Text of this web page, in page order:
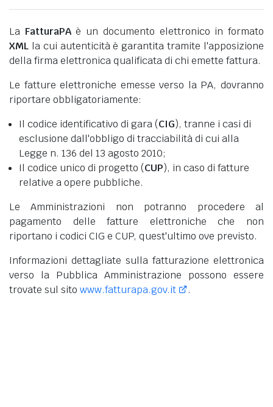
La FatturaPAè un documento elettronico in formato
XML la cui autenticità è garantita tramite l'apposizione
della firma elettronica qualificata di chi emette fattura.
Le fatture elettroniche emesse verso la PA, dovranno
riportare obbligatoriamente:
Il codice identificativo di gara (CIG), tranne i casi di
esclusione dall'obbligo di tracciabilità di cui alla
Legge n. 136 del 13 agosto 2010;
Il codice unico di progetto (CUP), in caso di fatture
relative a opere pubbliche.
Le Amministrazioni non potranno procedere al
pagamento delle fatture elettroniche che non
riportano i codici CIG e CUP, quest'ultimo ove previsto.
Informazioni dettagliate sulla fatturazione elettronica
verso la Pubblica Amministrazione possono essere
trovate sul sito www.fatturapa.gov.it .